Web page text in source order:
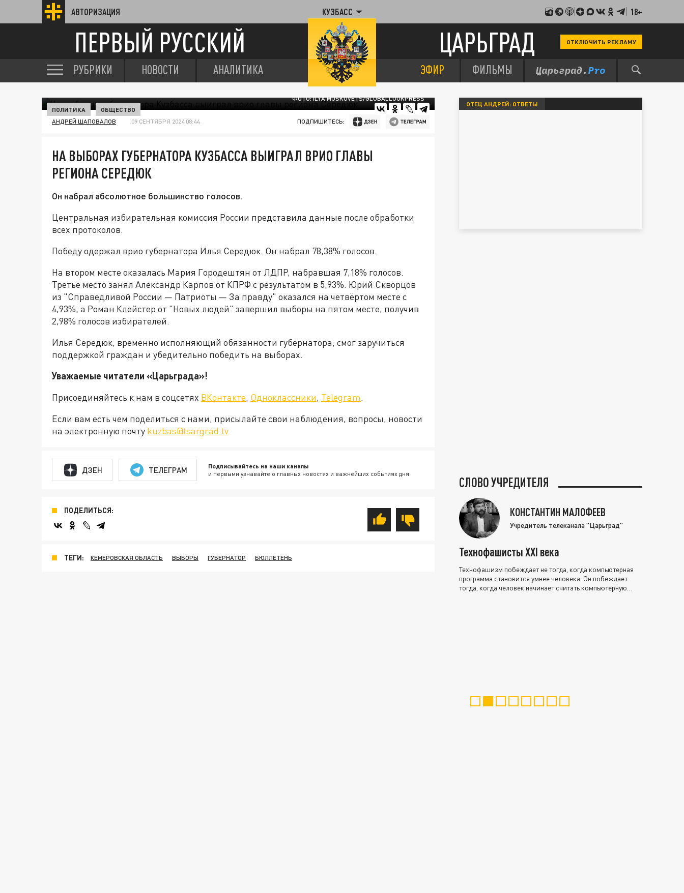
АВТОРИЗАЦИЯ КУЗБАСС 18+
ПЕРВЫЙ РУССКИЙ ЦАРЬГРАД ОТКЛЮЧИТЬ РЕКЛАМУ
РУБРИКИ НОВОСТИ АНАЛИТИКА ЭФИР ФИЛЬМЫ
ФОТО: ILYA MOSKOVETS/GLOBALLOOKPRESS
ПОЛИТИКА ОБЩЕСТВО
АНДРЕЙ ШАПОВАЛОВ 09 СЕНТЯБРЯ 2024 08:44 ПОДПИШИТЕСЬ:
НА ВЫБОРАХ ГУБЕРНАТОРА КУЗБАССА ВЫИГРАЛ ВРИО ГЛАВЫ
РЕГИОНА СЕРЕДЮК
Он набрал абсолютное большинство голосов.
Центральная избирательная комиссия России представила данные после обработки
всех протоколов.
Победу одержал врио губернатора Илья Середюк. Он набрал 78,38% голосов.
На втором месте оказалась Мария Городештян от ЛДПР, набравшая 7,18% голосов.
Третье место занял Александр Карпов от КПРФ с результатом в 5,93%. Юрий Скворцов
из "Справедливой России — Патриоты — За правду" оказался на четвёртом месте с
4,93%, а Роман Клейстер от "Новых людей" завершил выборы на пятом месте, получив
2,98% голосов избирателей.
Илья Середюк, временно исполняющий обязанности губернатора, смог заручиться
поддержкой граждан и убедительно победить на выборах.
Уважаемые читатели «Царьграда»!
Присоединяйтесь к нам в соцсетях ВКонтакте, Одноклассники, Telegram.
Если вам есть чем поделиться с нами, присылайте свои наблюдения, вопросы, новости
на электронную почту kuzbas@tsargrad.tv
ДЗЕН ТЕЛЕГРАМ Подписывайтесь на наши каналы
и первыми узнавайте о главных новостях и важнейших событиях дня.
ПОДЕЛИТЬСЯ:
ТЕГИ: КЕМЕРОВСКАЯ ОБЛАСТЬ ВЫБОРЫ ГУБЕРНАТОР БЮЛЛЕТЕНЬ
ОТЕЦ АНДРЕЙ: ОТВЕТЫ
СЛОВО УЧРЕДИТЕЛЯ
КОНСТАНТИН МАЛОФЕЕВ
Учредитель телеканала "Царьград"
Технофашисты XXI века
Технофашизм побеждает не тогда, когда компьютерная
программа становится умнее человека. Он побеждает
тогда, когда человек начинает считать компьютерную